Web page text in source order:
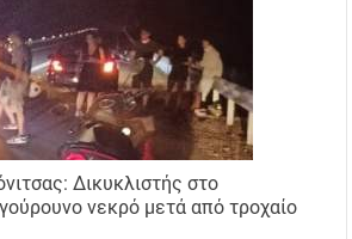
Δικυκλιστής στο
νεκρό μετά από τροχαίο